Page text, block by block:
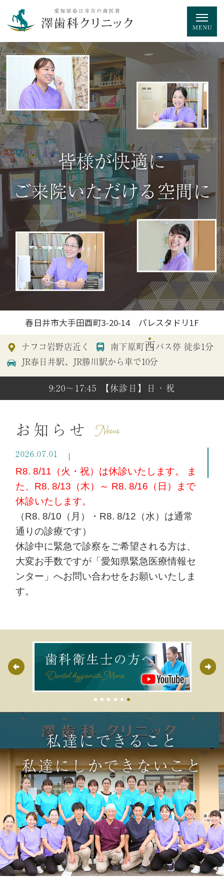
初めてのスプーンから
最後のスプーンまで
春日井市大手田酉町3-20-14 パレスタドリ1F
ナフコ岩野店近く 南下原町西バス停 徒歩1分
JR春日井駅、JR勝川駅から車で10分
9:20～17:45 【休診日】日・祝
お知らせ News
2026.07.01
R8. 8/11（火・祝）は休診いたします。 ま
た、R8. 8/13（木）～ R8. 8/16（日）まで
休診いたします。
（R8. 8/10（月）・R8. 8/12（水）は通常
通りの診療です）
休診中に緊急で診察をご希望される方は、
大変お手数ですが「愛知県緊急医療情報セ
ンター」へお問い合わせをお願いいたしま
す。
【年末年始の休診日のお知らせ】
R7.12/27(土)午後~R8.1/4(日)まで休診いた
します。
休診中に緊急で診察をご希望される方は、
せをお願いいたします。
2025.11.20
クレジットカード決済の導入のお知らせ
この度、レジシステムの変更に伴いすべて
のお支払いにおきまして、クレジットカー
ド決済のご利用が可能となりました
お支払方法については自動精算レジにてお
選びいただけます。
ご利用いただけるブランドの制限はござい
私達にできること
私達にしかできないこと